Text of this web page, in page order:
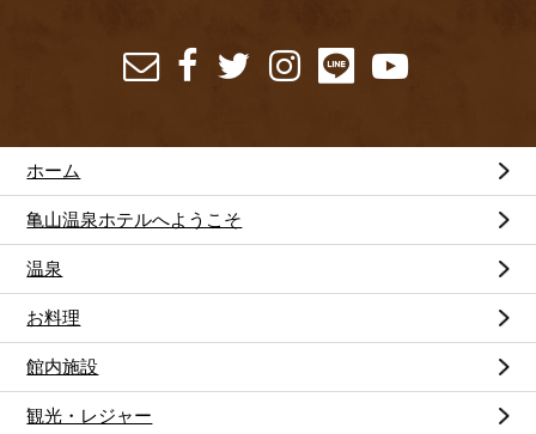
ホーム
亀山温泉ホテルへようこそ
温泉
お料理
館内施設
観光・レジャー